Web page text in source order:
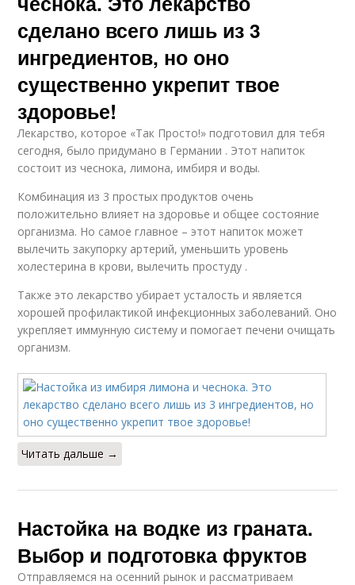
сделано всего лишь из 3
ингредиентов, но оно
существенно укрепит твое
здоровье!
Лекарство, которое «Так Просто!» подготовил для тебя
сегодня, было придумано в Германии . Этот напиток
состоит из чеснока, лимона, имбиря и воды.
Комбинация из 3 простых продуктов очень
положительно влияет на здоровье и общее состояние
организма. Но самое главное – этот напиток может
вылечить закупорку артерий, уменьшить уровень
холестерина в крови, вылечить простуду .
Также это лекарство убирает усталость и является
хорошей профилактикой инфекционных заболеваний. Оно
укрепляет иммунную систему и помогает печени очищать
организм.
Читать дальше →
Настойка на водке из граната.
Выбор и подготовка фруктов
Отправляемся на осенний рынок и рассматриваем